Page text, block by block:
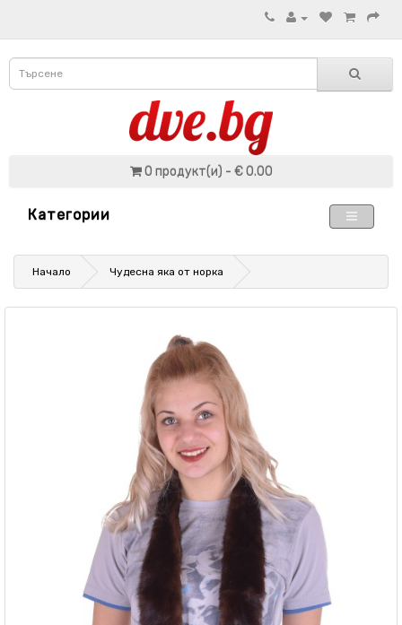
0 продукт(и) - € 0.00
Категории
Начало Чудесна яка от норка